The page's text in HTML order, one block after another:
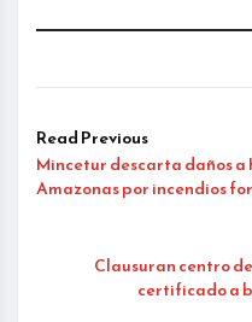
Read Previous
Mincetur descarta daños
Amazonas por incendios
Clausuran centro
certificado a